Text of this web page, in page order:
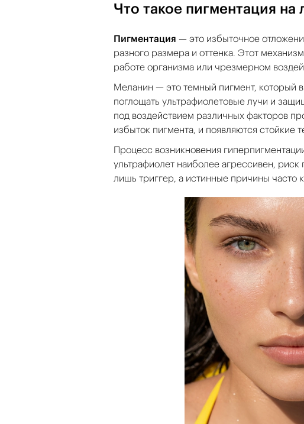
Что такое пигментация
Пигментация — это избыточное
разного размера и оттенка. Этот
работе организма или чрезмерном
Меланин — это темный пигмент, который
поглощать ультрафиолетовые лучи и
под воздействием различных факторов
избыток пигмента, и появляются стойкие
Процесс возникновения
ультрафиолет наиболее агрессивен,
лишь триггер, а истинные причины часто